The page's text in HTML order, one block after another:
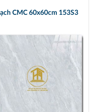
CMC 60x60cm 153S3